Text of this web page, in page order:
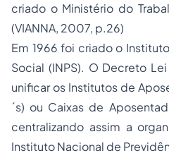
criado o Ministério do
(VIANNA, 2007, p.26)
Em 1966 foi criado o
Social (INPS). O Decreto
unificar os Institutos de
´s) ou Caixas de
centralizando assim a
Instituto Nacional de